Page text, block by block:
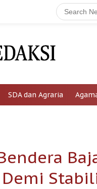
SDA dan Agraria